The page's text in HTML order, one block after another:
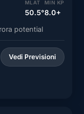
MLAT
50.5°
MIN KP
8.0+
potential
Vedi Previsioni